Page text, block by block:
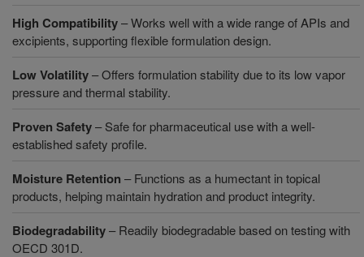
High Compatibility– Works well with a wide range of APIs and
excipients, supporting flexible formulation design.
Low Volatility– Offers formulation stability due to its low vapor
pressure and thermal stability.
Proven Safety– Safe for pharmaceutical use with a well-
established safety profile.
Moisture Retention – Functions as a humectant in topical
products, helping maintain hydration and product integrity.
Biodegradability– Readily biodegradable based on testing with
OECD 301D.